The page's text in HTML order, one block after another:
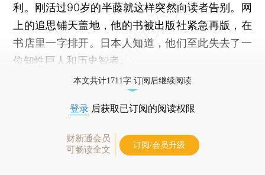
利。刚活过90岁的半藤就这样突然向读者告别。网
上的追思铺天盖地，他的书被出版社紧急再版，在
书店里一字排开。日本人知道，他们至此失去了一
位知性巨人和历史智者。
本文共计1711字 订阅后继续阅读
登录 后获取已订阅的阅读权限
财新通会员
可畅读全文
订阅/会员升级